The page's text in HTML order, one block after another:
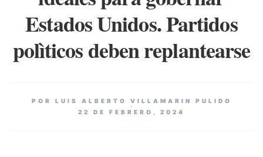
Estados Unidos. Partidos
polìticos deben replantearse
POR LUIS ALBERTO VILLAMARIN PULIDO
22 DE FEBRERO, 2024